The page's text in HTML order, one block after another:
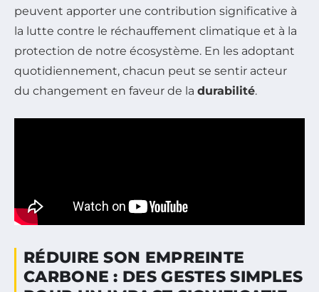
peuvent apporter une contribution significative à
la lutte contre le réchauffement climatique et à la
protection de notre écosystème. En les adoptant
quotidiennement, chacun peut se sentir acteur
du changement en faveur de la durabilité.
RÉDUIRE SON EMPREINTE
CARBONE : DES GESTES SIMPLES